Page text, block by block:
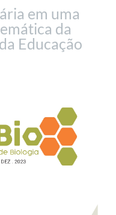
em uma
da
Educação